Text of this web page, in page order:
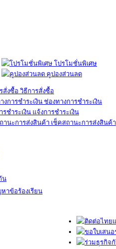
โปรโมชั่นพิเศษ
คูปองส่วนลด
วิธีการสั่งซื้อ
ช่องทางการชำระเงิน
แจ้งการชำระเงิน
เช็คสถานะการส่งสินค้า
น
าข้อร้องเรียน